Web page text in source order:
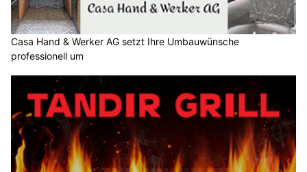
Casa Hand & Werker AG setzt Ihre Umbauwünsche
professionell um